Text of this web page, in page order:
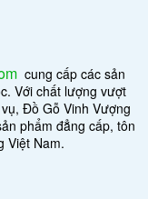
cung cấp các sản
Với chất lượng vượt
Đồ Gỗ Vinh Vượng
phẩm đẳng cấp, tôn
Việt Nam.